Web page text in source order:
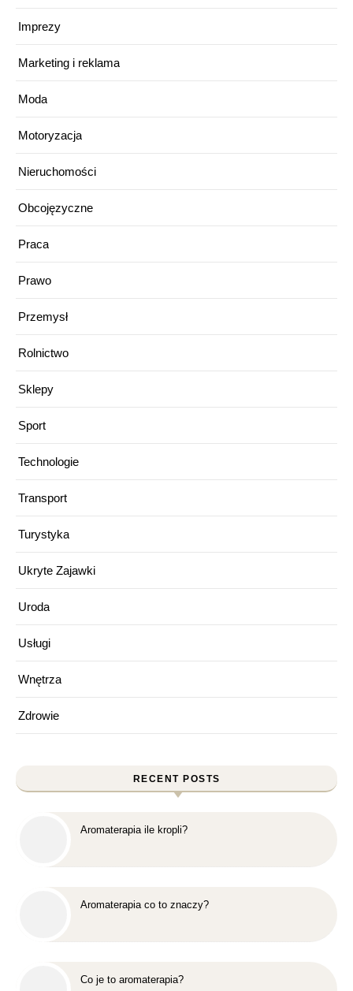
Imprezy
Marketing i reklama
Moda
Motoryzacja
Nieruchomości
Obcojęzyczne
Praca
Prawo
Przemysł
Rolnictwo
Sklepy
Sport
Technologie
Transport
Turystyka
Ukryte Zajawki
Uroda
Usługi
Wnętrza
Zdrowie
RECENT POSTS
Aromaterapia ile kropli?
Aromaterapia co to znaczy?
Co je to aromaterapia?